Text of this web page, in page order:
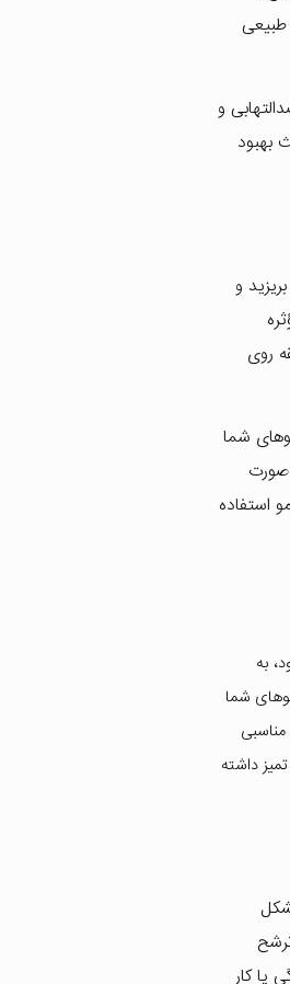
و
بهبود
و
چند دقیقه روی
شما
استفاده
به
شما
داشته
یا کار